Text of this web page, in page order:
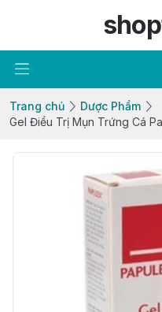
Trang chủ
Dược Phẩm
Gel Điều Trị Mụn Trứng Cá